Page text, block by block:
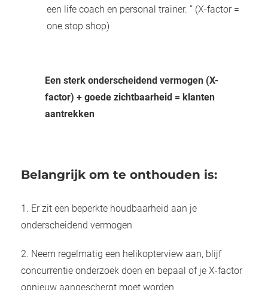
een life coach en personal trainer. ” (X-factor =
one stop shop)
Een sterk onderscheidend vermogen (X-
factor) + goede zichtbaarheid = klanten
aantrekken
Belangrijk om te onthouden is:
1. Er zit een beperkte houdbaarheid aan je
onderscheidend vermogen
2. Neem regelmatig een helikopterview aan, blijf
concurrentie onderzoek doen en bepaal of je X-factor
opnieuw aangescherpt moet worden